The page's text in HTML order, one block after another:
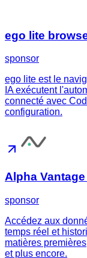
ego lite
sponsor
ego lite est le
IA exécutent
connecté avec
configuration.
Alpha
sponsor
Accédez aux
temps réel et
matières
et plus encore.